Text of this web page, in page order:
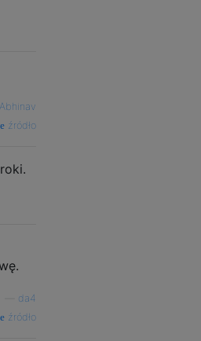
Abhinav
źródło
da4
źródło